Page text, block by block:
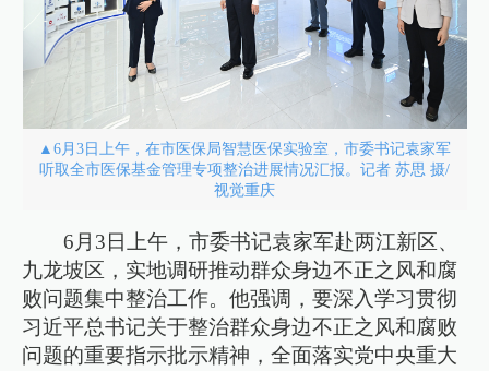
▲6月3日上午，在市医保局智慧医保实验室，市委书记袁家军
听取全市医保基金管理专项整治进展情况汇报。记者 苏思 摄/
视觉重庆
6月3日上午，市委书记袁家军赴两江新区、
九龙坡区，实地调研推动群众身边不正之风和腐
败问题集中整治工作。他强调，要深入学习贯彻
习近平总书记关于整治群众身边不正之风和腐败
问题的重要指示批示精神，全面落实党中央重大